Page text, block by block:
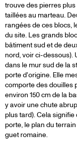
trouve des pierres
taillées au marteau.
rangées de ces blocs,
du site. Les grands
bâtiment sud et de
nord, voir ci-dessous).
dans le mur sud de la
porte d'origine. Elle
comporte des douilles
environ 150 cm de la
y avoir une chute
plus tard). Cela
porte, le plan du
guet romaine.